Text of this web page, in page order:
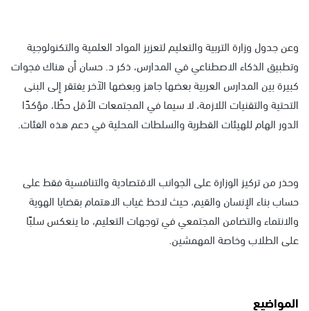
وعن جدول وزارة التربية والتعليم لتعزيز المواد العلمية والتكنولوجية
وتطبيق الذكاء الاصطناعي في المدارس، ذكر د. حسان أن هناك فجوات
كبيرة بين المدارس العربية بعضها جاهز وبعضها الآخر يفتقر إلى البنى
التحتية والتقنيات اللازمة، لا سيما في المجتمعات الأقل حظًا، مؤكدًا
الدور الهام للهيئات القطرية والسلطات المحلية في دعم هذه الفئات.
وحذر من تركيز الوزارة على الجوانب الاقتصادية والتنافسية فقط على
حساب بناء الإنسان والقيم، حيث لاحظ غياب الاهتمام بقضايا الهوية
والانتماء والتضامن المجتمعي في توجهات التعليم، ما ينعكس سلبًا
على الطلاب وخاصة المهمشين.
المواضيع